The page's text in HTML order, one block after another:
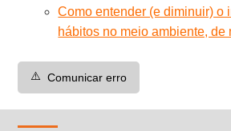
Como entender (e diminuir) o
hábitos no meio ambiente, de
⚠️ Comunicar erro